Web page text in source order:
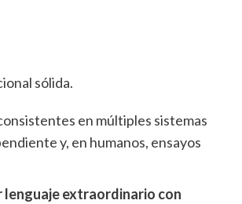
sólida.
en múltiples sistemas
y, en humanos, ensayos
lenguaje extraordinario con